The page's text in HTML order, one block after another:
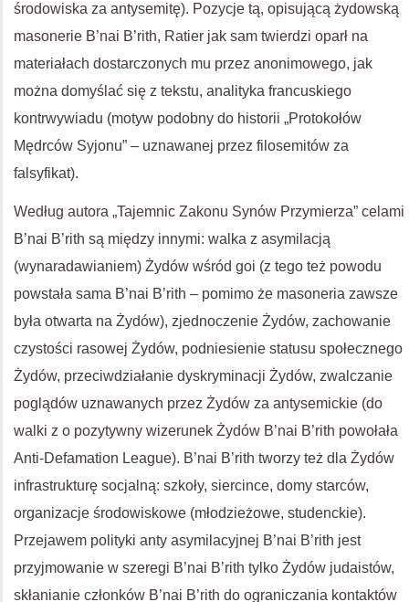
środowiska za antysemitę). Pozycje tą, opisującą żydowską
masonerie B’nai B’rith, Ratier jak sam twierdzi oparł na
materiałach dostarczonych mu przez anonimowego, jak
można domyślać się z tekstu, analityka francuskiego
kontrwywiadu (motyw podobny do historii „Protokołów
Mędrców Syjonu” – uznawanej przez filosemitów za
falsyfikat).
Według autora „Tajemnic Zakonu Synów Przymierza” celami
B’nai B’rith są między innymi: walka z asymilacją
(wynaradawianiem) Żydów wśród goi (z tego też powodu
powstała sama B’nai B’rith – pomimo że masoneria zawsze
była otwarta na Żydów), zjednoczenie Żydów, zachowanie
czystości rasowej Żydów, podniesienie statusu społecznego
Żydów, przeciwdziałanie dyskryminacji Żydów, zwalczanie
poglądów uznawanych przez Żydów za antysemickie (do
walki z o pozytywny wizerunek Żydów B’nai B’rith powołała
Anti-Defamation League). B’nai B’rith tworzy też dla Żydów
infrastrukturę socjalną: szkoły, siercince, domy starców,
organizacje środowiskowe (młodzieżowe, studenckie).
Przejawem polityki anty asymilacyjnej B’nai B’rith jest
przyjmowanie w szeregi B’nai B’rith tylko Żydów judaistów,
skłanianie członków B’nai B’rith do ograniczania kontaktów